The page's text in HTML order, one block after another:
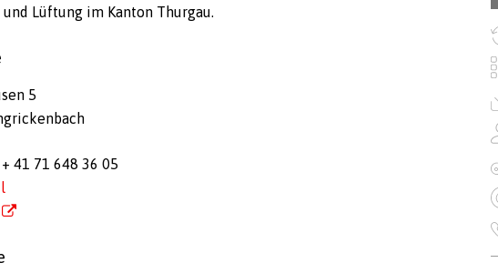
Lüftung im Kanton Thurgau.
5
41 71 648 36 05